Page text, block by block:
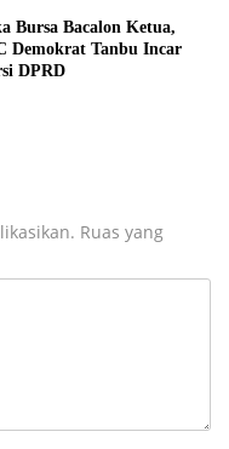
Bursa Bacalon Ketua,
Demokrat Tanbu Incar
DPRD
Ruas yang